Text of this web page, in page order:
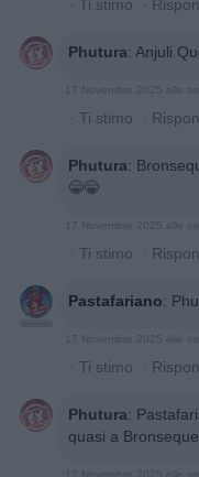
· Ti stimo ·
Phutura: Anjuli
17 Novembre 2025 alle
· Ti stimo ·
Phutura:
😁😁
17 Novembre 2025 alle
· Ti stimo ·
Pastafariano:
17 Novembre 2025 alle
· Ti stimo ·
Phutura:
quasi a
17 Novembre 2025 alle